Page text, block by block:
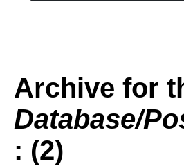
Archive for
Database/
: (2)